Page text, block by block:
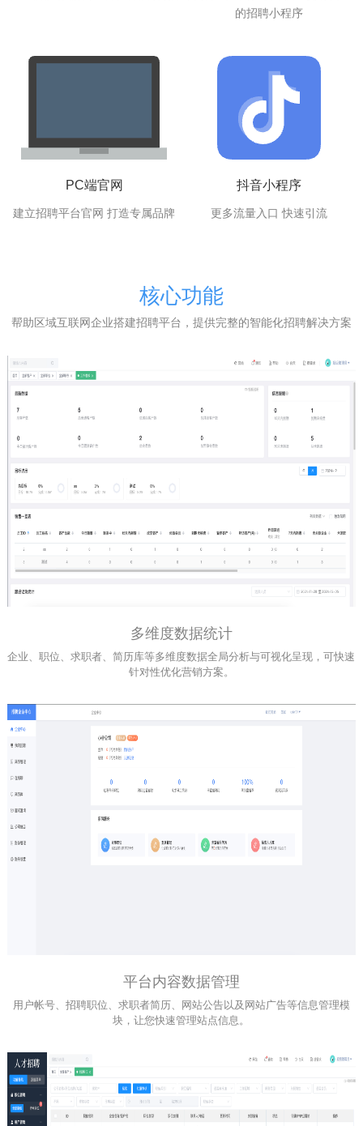
的招聘小程序
PC端官网
建立招聘平台官网 打造专属品牌
抖音小程序
更多流量入口 快速引流
核心功能
帮助区域互联网企业搭建招聘平台，提供完整的智能化招聘解决方案
多维度数据统计
企业、职位、求职者、简历库等多维度数据全局分析与可视化呈现，可快速
针对性优化营销方案。
平台内容数据管理
用户帐号、招聘职位、求职者简历、网站公告以及网站广告等信息管理模
块，让您快速管理站点信息。